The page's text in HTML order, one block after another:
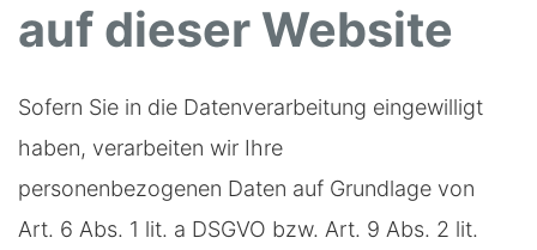
auf dieser Website
Sofern Sie in die Datenverarbeitung eingewilligt
haben, verarbeiten wir Ihre
personenbezogenen Daten auf Grundlage von
Art. 6 Abs. 1 lit. a DSGVO bzw. Art. 9 Abs. 2 lit.